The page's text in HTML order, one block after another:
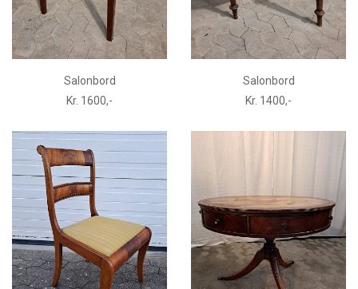
Salonbord
Kr. 1600,-
Salonbord
Kr. 1400,-